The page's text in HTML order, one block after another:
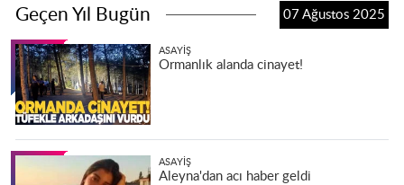
Geçen Yıl Bugün 07 Ağustos 2025
ASAYIŞ
Ormanlık alanda cinayet!
ASAYIŞ
Aleyna'dan acı haber geldi